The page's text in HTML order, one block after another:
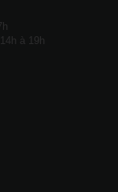
à 19h